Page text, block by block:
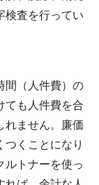
検査を行ってい
間（人件費）の
ても人件費を合
れません。廉価
くことになり
ルトナーを使っ